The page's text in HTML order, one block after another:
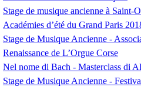
Stage de musique ancienne à Saint-
Académies d’été du Grand Paris
Stage de Musique Ancienne -
Renaissance de L’Orgue Corse
Nel nome di Bach - Masterclass di
Stage de Musique Ancienne -